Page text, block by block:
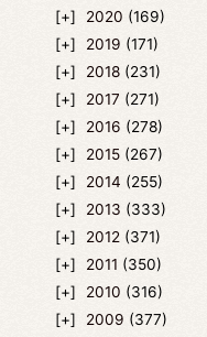
2020 (169)
2019 (171)
2018 (231)
2017 (271)
2016 (278)
2015 (267)
2014 (255)
2013 (333)
2012 (371)
2011 (350)
2010 (316)
2009 (377)